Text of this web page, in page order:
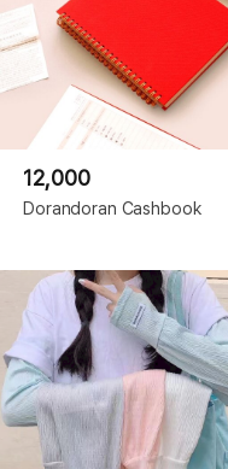
12,000
Dorandoran Cashbook